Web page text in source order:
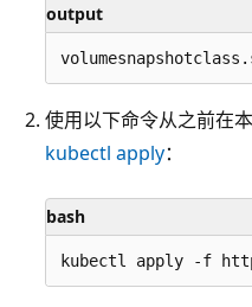
output
使用以下命令从之前在
kubectl apply：
bash